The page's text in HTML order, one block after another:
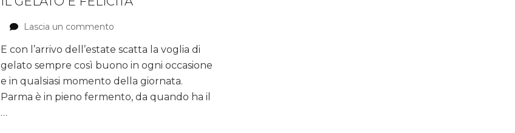
Lascia un commento
gelato
è
felicità
E con l’arrivo dell’estate scatta la voglia di
gelato sempre così buono in ogni occasione
e in qualsiasi momento della giornata.
Parma è in pieno fermento, da quando ha il
…